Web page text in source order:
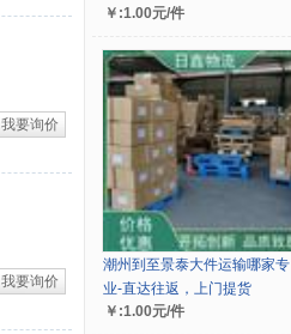
我要询价
我要询价
￥:1.00元/件
潮州到至景泰大件运输哪家专
业-直达往返，上门提货
￥:1.00元/件